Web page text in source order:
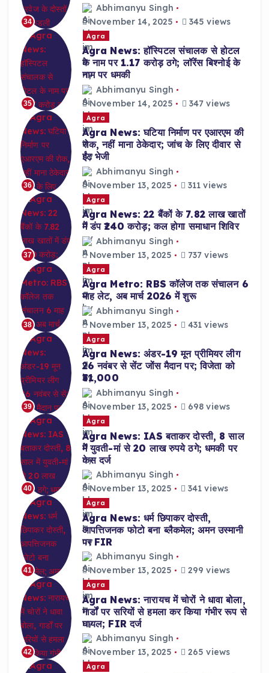
34
Abhimanyu Singh
November 14, 2025
345 views
35
Agra
Agra News: हॉस्पिटल संचालक से होटल
के नाम पर 1.17 करोड़ ठगे; लॉरेंस बिश्नोई के
नाम पर धमकी
Abhimanyu Singh
November 14, 2025
347 views
36
Agra
Agra News: घटिया निर्माण पर एआरएम की
रोक, नहीं माना ठेकेदार; जांच के लिए दीवार से
ईंट भेजी
Abhimanyu Singh
November 13, 2025
311 views
37
Agra
Agra News: 22 बैंकों के 7.82 लाख खातों
में डंप ₹240 करोड़; कल होगा समाधान शिविर
Abhimanyu Singh
November 13, 2025
737 views
38
Agra
Agra Metro: RBS कॉलेज तक संचालन 6
माह लेट, अब मार्च 2026 में शुरू
Abhimanyu Singh
November 13, 2025
431 views
39
Agra
Agra News: अंडर-19 मून प्रीमियर लीग
26 नवंबर से सेंट जोंस मैदान पर; विजेता को
₹31,000
Abhimanyu Singh
November 13, 2025
698 views
40
Agra
Agra News: IAS बताकर दोस्ती, 8 साल
में युवती-मां से 20 लाख रुपये ठगे; धमकी पर
केस दर्ज
Abhimanyu Singh
November 13, 2025
341 views
41
Agra
Agra News: धर्म छिपाकर दोस्ती,
आपत्तिजनक फोटो बना ब्लैकमेल; अमन उस्मानी
पर FIR
Abhimanyu Singh
November 13, 2025
299 views
42
Agra
Agra News: नारायच में चोरों ने धावा बोला,
गार्डों पर सरियों से हमला कर किया गंभीर रूप से
घायल; FIR दर्ज
Abhimanyu Singh
November 13, 2025
265 views
Agra